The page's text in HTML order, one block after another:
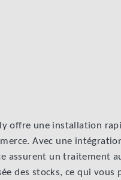
offre une installation
Avec une
assurent un traitement
des stocks, ce qui vous